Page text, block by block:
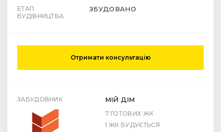
ЕТАП
БУДІВНИЦТВА
ЗБУДОВАНО
Отримати консультацію
ЗАБУДОВНИК МІЙ ДІМ
7 ГОТОВИХ ЖК
1 ЖК БУДУЄТЬСЯ